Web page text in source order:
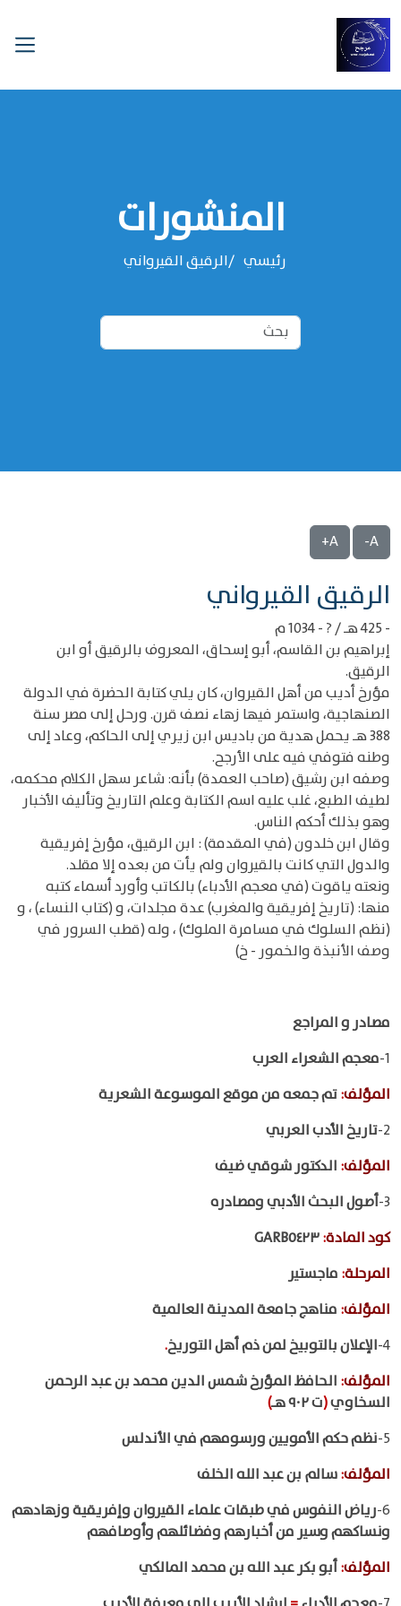
المنشورات
رئيسي ‌‌الرقيق القيرواني
A-
A+
‌‌الرقيق القيرواني
- 425 هـ / ? - 1034 م
إبراهيم بن القاسم، أبو إسحاق، المعروف بالرقيق أو ابن
الرقيق.
مؤرخ أديب من أهل القيروان، كان يلي كتابة الحضرة في الدولة
الصنهاجية، واستمر فيها زهاء نصف قرن. ورحل إلى مصر سنة
388 هـ يحمل هدية من باديس ابن زيري إلى الحاكم، وعاد إلى
وطنه فتوفي فيه على الأرجح.
وصفه ابن رشيق (صاحب العمدة) بأنه: شاعر سهل الكلام محكمه،
لطيف الطبع، غلب عليه اسم الكتابة وعلم التاريخ وتأليف الأخبار
وهو بذلك أحكم الناس.
وقال ابن خلدون (في المقدمة) : ابن الرقيق، مؤرخ إفريقية
والدول التي كانت بالقيروان ولم يأت من بعده إلا مقلد.
ونعته ياقوت (في معجم الأدباء) بالكاتب وأورد أسماء كتبه
منها: (تاريخ إفريقية والمغرب) عدة مجلدات، و (كتاب النساء) ، و
(نظم السلوك في مسامرة الملوك) ، وله (قطب السرور في
وصف الأنبذة والخمور - خ)
مصادر و المراجع
1- معجم الشعراء العرب
المؤلف:تم جمعه من موقع الموسوعة الشعرية
2- تاريخ الأدب العربي
المؤلف: الدكتور شوقي ضيف
3- أصول البحث الأدبي ومصادره
كود المادة:
المرحلة: ماجستير
المؤلف: مناهج جامعة المدينة العالمية
4- الإعلان بالتوبيخ لمن ذم أهل التوريخ.
المؤلف: الحافظ المؤرخ شمس الدين محمد بن عبد الرحمن
السخاوي(ت ٩٠٢ هـ
)
5- نظم حكم الأمويين ورسومهم في الأندلس
المؤلف:سالم بن عبد الله الخلف
6- رياض النفوس في طبقات علماء القيروان وإفريقية وزهادهم
ونساكهم وسير من أخبارهم وفضائلهم وأوصافهم
المؤلف:أبو بكر عبد الله بن محمد المالكي